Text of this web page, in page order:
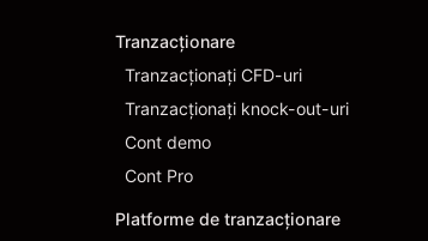
Tranzacționare
Tranzacționați CFD-uri
Tranzacționați knock-out-uri
Cont demo
Cont Pro
Platforme de tranzacționare